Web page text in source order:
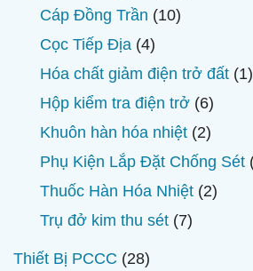
Cáp Đồng Trần 1010
phẩm
Cọc Tiếp Địa 44
sản
phẩm
Hóa chất giảm điện trở đất 11
Hộp kiểm tra điện trở 66
sản
phẩm
Khuôn hàn hóa nhiệt 22
sản
phẩm
Phụ Kiện Lắp Đặt Chống Sét
Thuốc Hàn Hóa Nhiệt 22
Trụ đở kim thu sét 77
Thiết Bị PCCC 2828